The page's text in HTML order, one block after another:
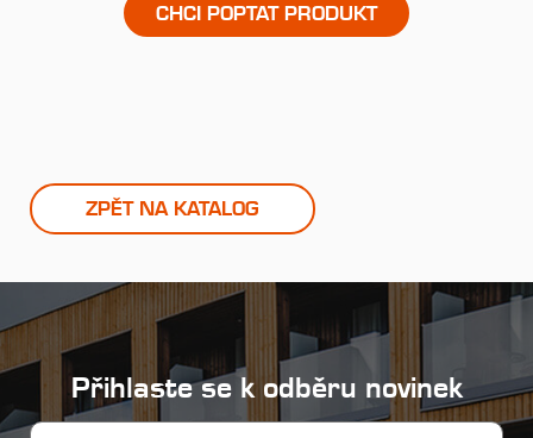
CHCI POPTAT PRODUKT
ZPĚT NA KATALOG
Přihlaste se k odběru novinek